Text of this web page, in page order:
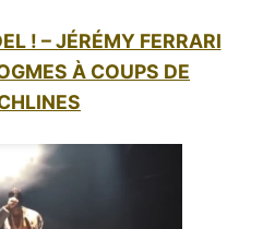
! – JÉRÉMY FERRARI
À COUPS DE